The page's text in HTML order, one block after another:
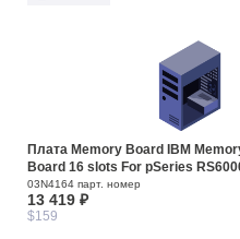
Плата Memory Board IBM
Board 16 slots For pSeries
03N4164 парт. номер
13 419 ₽
$159